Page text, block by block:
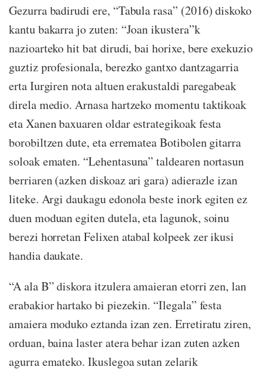
Gezurra badirudi ere, “Tabula rasa” (2016) diskoko
kantu bakarra jo zuten: “Joan ikustera”k
nazioarteko hit bat dirudi, bai horixe, bere exekuzio
guztiz profesionala, berezko gantxo dantzagarria
erta Iurgiren nota altuen erakustaldi paregabeak
direla medio. Arnasa hartzeko momentu taktikoak
eta Xanen baxuaren oldar estrategikoak festa
borobiltzen dute, eta errematea Botibolen gitarra
soloak ematen. “Lehentasuna” taldearen nortasun
berriaren (azken diskoaz ari gara) adierazle izan
liteke. Argi daukagu edonola beste inork egiten ez
duen moduan egiten dutela, eta lagunok, soinu
berezi horretan Felixen atabal kolpeek zer ikusi
handia daukate.
“A ala B” diskora itzulera amaieran etorri zen, lan
erabakior hartako bi piezekin. “Ilegala” festa
amaiera moduko eztanda izan zen. Erretiratu ziren,
orduan, baina laster atera behar izan zuten azken
agurra emateko. Ikuslegoa sutan zelarik